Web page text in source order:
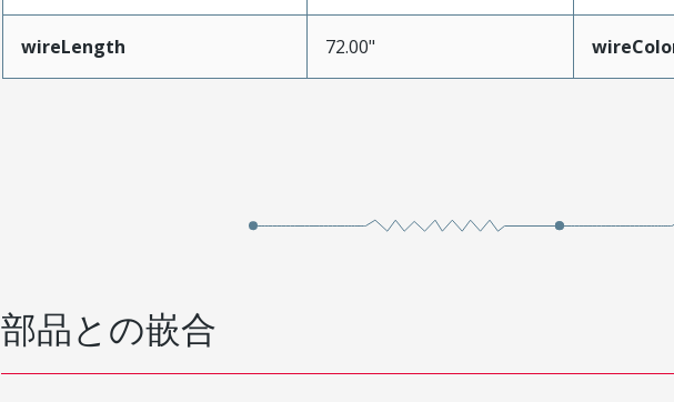
wireLength 72.00"
部品との嵌合